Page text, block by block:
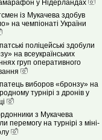
у Нідерландах
із Мукачева здобув
на чемпіонаті України
поліцейські здобули
на всеукраїнських
груп оперативного
виборов «бронзу» на
турнірі з дронів у
з Мукачева
перемогу на турнірі з міні-